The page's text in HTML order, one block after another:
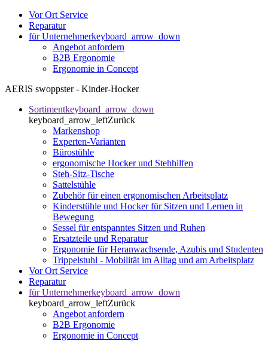
Vor Ort Service
Reparatur
für Unternehmerkeyboard_arrow_down
Angebot anfordern
B2B Ergonomie
Ergonomie in Concept
AERIS swoppster - Kinder-Hocker
Sortimentkeyboard_arrow_down
keyboard_arrow_leftZurück
Markenshop
Experten-Varianten
Bürostühle
ergonomische Hocker und Stehhilfen
Steh-Sitz-Tische
Sattelstühle
Zubehör für einen ergonomischen Arbeitsplatz
Kinderstühle und Hocker für Sitzen und Lernen in
Bewegung
Sessel für entspanntes Sitzen und Ruhen
Ersatzteile und Reparatur
Ergonomie für Heranwachsende, Azubis und Studenten
Trippelstuhl - Mobilität im Alltag und am Arbeitsplatz
Vor Ort Service
Reparatur
für Unternehmerkeyboard_arrow_down
keyboard_arrow_leftZurück
Angebot anfordern
B2B Ergonomie
Ergonomie in Concept